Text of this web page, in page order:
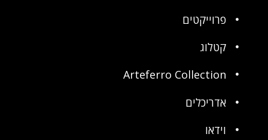
פרוייקטים
קטלוג
Arteferro Collection
אדריכלים
וידאו